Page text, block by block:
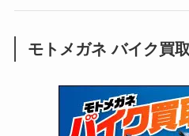
(31)
(51)
(34)
(24)
(16)
(25)
(64)
(16)
(62)
(12)
(131)
(167)
(66)
(1,139)
(415)
(137)
(72)
(2,741)
(126)
(170)
(147)
モトメガネ バイク買